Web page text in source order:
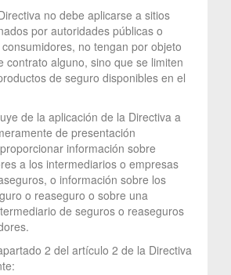
no debe aplicarse a sitios
por autoridades públicas o
no tengan por objeto
contrato alguno, sino que se limiten
de seguro disponibles en el
de la aplicación de la Directiva a
de presentación
información sobre
a los intermediarios o empresas
o información sobre los
o reaseguro o sobre una
de seguros o reaseguros
2 del artículo 2 de la Directiva